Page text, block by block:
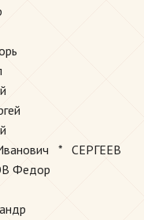
* СЕРГЕЕВ
Федор